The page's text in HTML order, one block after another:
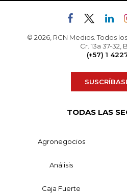
© 2026, RCN Medios. Todos
Cr. 13a 37-32,
(+57) 1
TODAS LAS
Agronegocios
Análisis
Caja Fuerte